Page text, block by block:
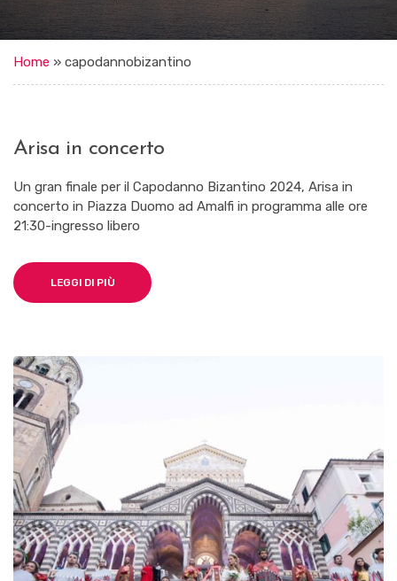
Home » capodannobizantino
Arisa in concerto
Un gran finale per il Capodanno Bizantino 2024, Arisa in
concerto in Piazza Duomo ad Amalfi in programma alle ore
21:30-ingresso libero
LEGGI DI PIÙ